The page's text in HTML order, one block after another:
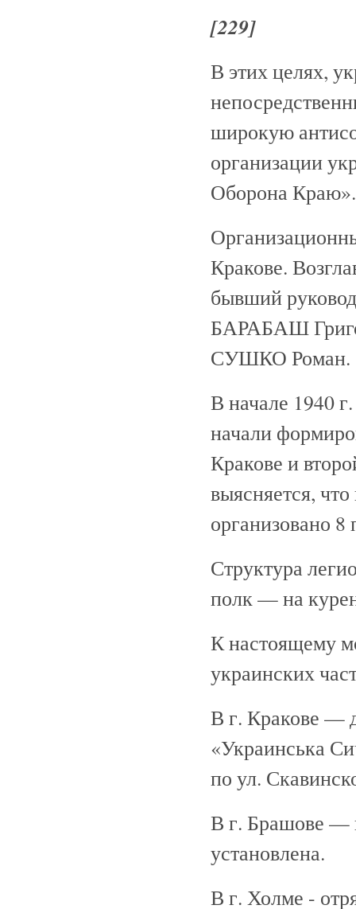
[229]
В этих целях,
широкую
организации
Оборона Краю».
Кракове.
бывший
БАРАБАШ
СУШКО Роман.
В начале 1940
начали
Кракове и
выясняется,
организовано 8
Структура
полк — на
К настоящему
украинских
В г. Кракове —
«Украинська
по ул.
В г. Брашове —
установлена.
В г. Холме -